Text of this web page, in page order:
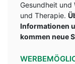
Gesundheit und
und Therapie.
Informationen
kommen neue